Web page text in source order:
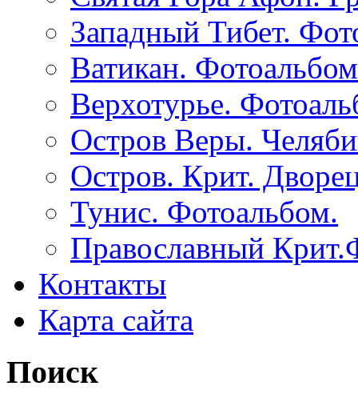
Западный Тибет.
Ватикан.
Верхотурье.
Остров Веры.
Остров. Крит.
Тунис. Фотоальбом.
Православный
Контакты
Карта сайта
Поиск